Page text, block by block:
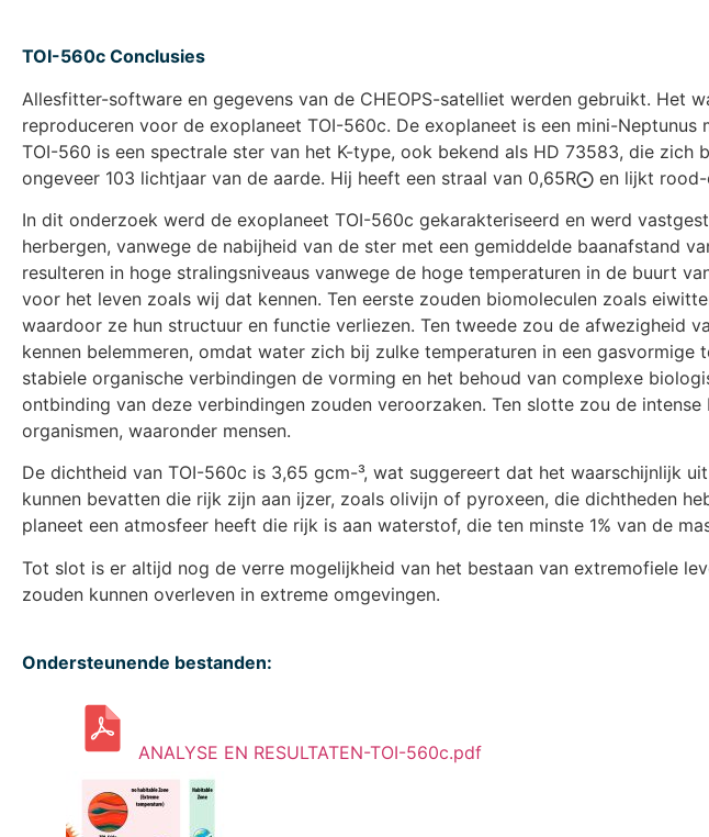
TOI-560c Conclusies
Allesfitter-software en gegevens van de CHEOPS-satelliet werden gebruikt. Het
reproduceren voor de exoplaneet TOI-560c. De exoplaneet is een mini-
TOI-560 is een spectrale ster van het K-type, ook bekend als HD 73583, die
ongeveer 103 lichtjaar van de aarde. Hij heeft een straal van 0,65R⨀ en lijkt rood-
In dit onderzoek werd de exoplaneet TOI-560c gekarakteriseerd en werd
herbergen, vanwege de nabijheid van de ster met een gemiddelde baanafstand
resulteren in hoge stralingsniveaus vanwege de hoge temperaturen in de buurt
voor het leven zoals wij dat kennen. Ten eerste zouden biomoleculen zoals
waardoor ze hun structuur en functie verliezen. Ten tweede zou de afwezigheid
kennen belemmeren, omdat water zich bij zulke temperaturen in een gasvormige
stabiele organische verbindingen de vorming en het behoud van complexe
ontbinding van deze verbindingen zouden veroorzaken. Ten slotte zou de
organismen, waaronder mensen.
De dichtheid van TOI-560c is 3,65 gcm-³, wat suggereert dat het waarschijnlijk
kunnen bevatten die rijk zijn aan ijzer, zoals olivijn of pyroxeen, die dichtheden
planeet een atmosfeer heeft die rijk is aan waterstof, die ten minste 1% van de
Tot slot is er altijd nog de verre mogelijkheid van het bestaan van extremofiele
zouden kunnen overleven in extreme omgevingen.
Ondersteunende bestanden:
ANALYSE EN RESULTATEN-TOI-560c.pdf